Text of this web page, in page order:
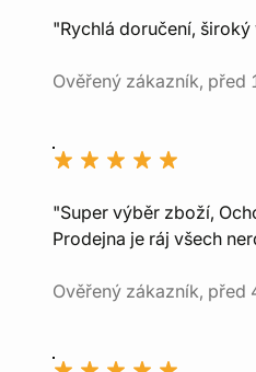
"Rychlá doručení,
Ověřený zákazník, před
"Super výběr zboží,
Prodejna je ráj všech
Ověřený zákazník, před